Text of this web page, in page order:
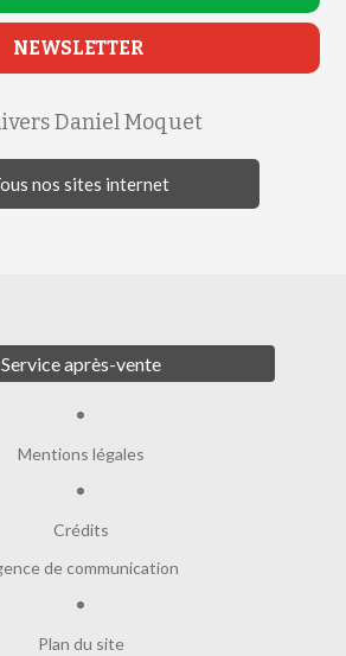
NEWSLETTER
Daniel Moquet
nos sites internet
Service après-vente
Mentions légales
Crédits
de communication
Plan du site